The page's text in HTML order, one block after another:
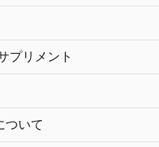
プリメント
ついて